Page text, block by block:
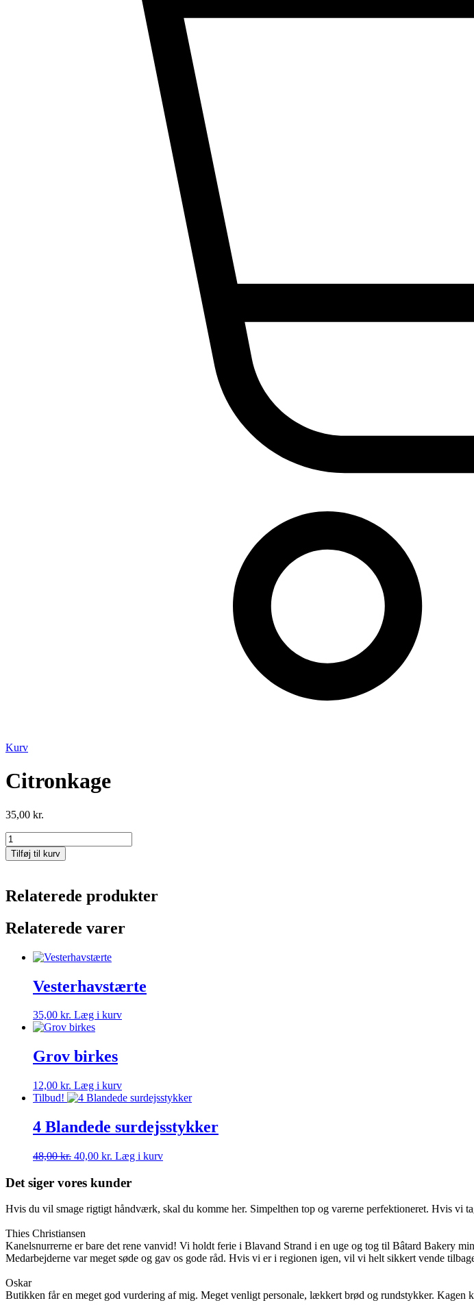
Kurv
Citronkage
35,00 kr.
Citronkage
antal
Tilføj til kurv
Relaterede produkter
Relaterede varer
Vesterhavstærte
35,00 kr. Læg i kurv
Grov birkes
12,00 kr. Læg i kurv
Tilbud!
4 Blandede surdejsstykker
48,00kr. Den
pris
48,00 kr..
40,00 kr. Den
pris
40,00 kr..
Læg i kurv
Det siger vores kunder
Hvis du vil smage rigtigt håndværk, skal du komme her. Simpelthen top og varerne perfektioneret. Hvis vi
Thies Christiansen
Kanelsnurrerne er bare det rene vanvid! Vi holdt ferie i Blavand Strand i en uge og tog til Bâtard Bakery
Medarbejderne var meget søde og gav os gode råd. Hvis vi er i regionen igen, vil vi helt sikkert vende
Oskar
Butikken får en meget god vurdering af mig. Meget venligt personale, lækkert brød og rundstykker. Kagen